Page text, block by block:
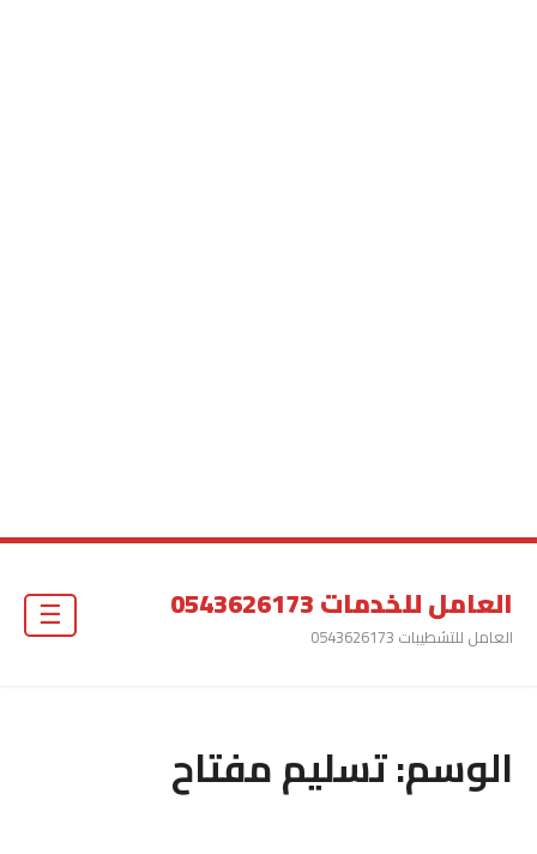
العامل للخدمات 0543626173
العامل للتشطيبات 0543626173
الوسم:تسليم مفتاح